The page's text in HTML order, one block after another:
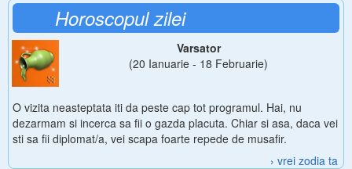
Horoscopul zilei
Varsator
(20 Ianuarie - 18 Februarie)
O vizita neasteptata iti da peste cap tot programul. Hai, nu
dezarmam si incerca sa fii o gazda placuta. Chiar si asa, daca vei
sti sa fii diplomat/a, vei scapa foarte repede de musafir.
› vrei zodia ta